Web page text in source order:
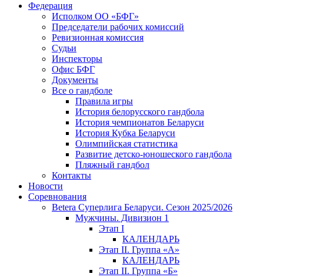
Федерация
Исполком ОО «БФГ»
Председатели рабочих комиссий
Ревизионная комиссия
Судьи
Инспекторы
Офис БФГ
Документы
Все о гандболе
Правила игры
История белорусского гандбола
История чемпионатов Беларуси
История Кубка Беларуси
Олимпийская статистика
Развитие детско-юношеского гандбола
Пляжный гандбол
Контакты
Новости
Соревнования
Betera Суперлига Беларуси. Сезон 2025/2026
Мужчины. Дивизион 1
Этап I
КАЛЕНДАРЬ
Этап II. Группа «А»
КАЛЕНДАРЬ
Этап II. Группа «Б»